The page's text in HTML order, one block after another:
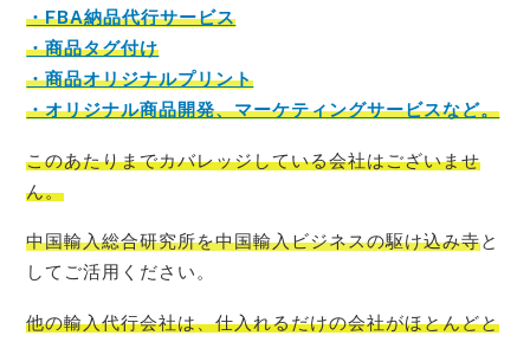
・FBA納品代行サービス
・商品タグ付け
・商品オリジナルプリント
・オリジナル商品開発、マーケティングサービスなど。
このあたりまでカバレッジしている会社はございませ
ん。
中国輸入総合研究所を中国輸入ビジネスの駆け込み寺と
してご活用ください。
他の輸入代行会社は、仕入れるだけの会社がほとんどと